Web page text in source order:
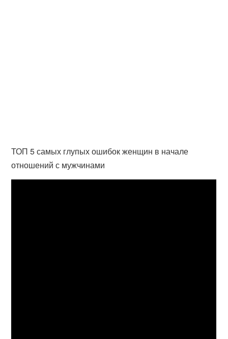
ТОП 5 самых глупых ошибок женщин в начале
отношений с мужчинами